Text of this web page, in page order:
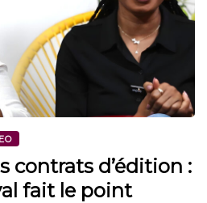
contrats d’édition :
fait le point